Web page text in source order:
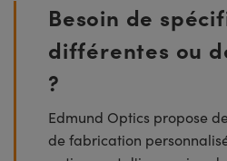
Besoin de
différentes ou
?
Edmund Optics propose
de fabrication